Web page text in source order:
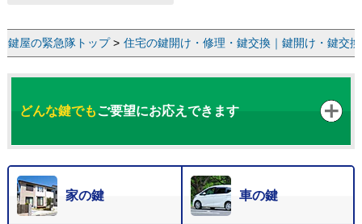
鍵屋の緊急隊トップ> 住宅の鍵開け・修理・鍵交換｜鍵開け・鍵交
どんな鍵でもご要望にお応えできます
家の鍵 車の鍵